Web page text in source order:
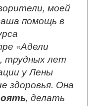
моей
помощь в
«Адели
трудных лет
у Лены
здоровья. Она
, делать